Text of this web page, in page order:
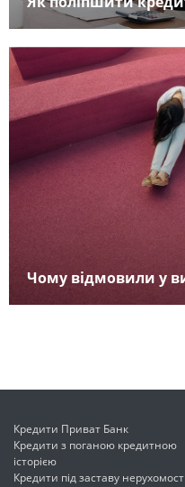
Чому відмовили у
Кредити Приват Банк
Кредити з поганою кредитною
історією
Кредити під заставу нерухомості